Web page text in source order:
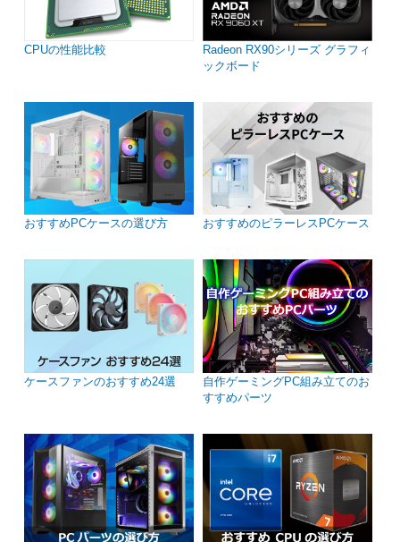
CPUの性能比較
Radeon RX90シリーズ グラフィ
ックボード
おすすめPCケースの選び方 おすすめのピラーレスPCケース
ケースファンのおすすめ24選
自作ゲーミングPC組み立てのお
すすめパーツ